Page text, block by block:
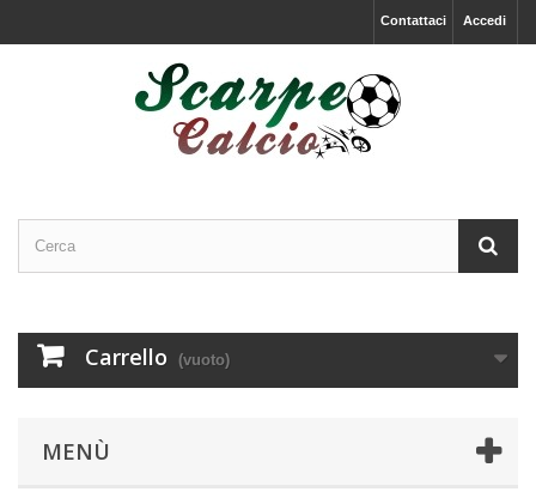
Accedi
Contattaci
Carrello (vuoto)
MENÙ